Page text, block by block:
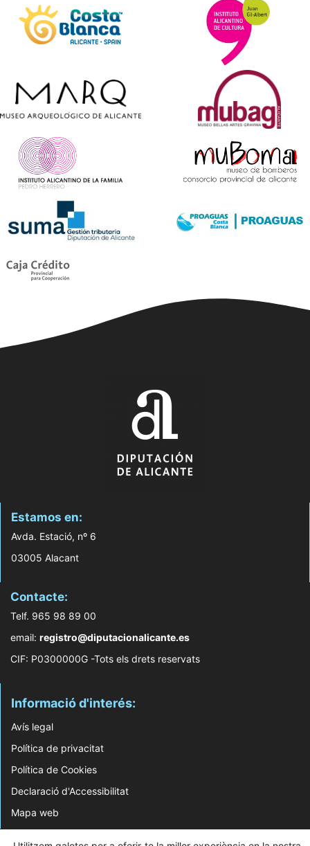
Estamos en:
Avda. Estació, nº 6
03005 Alacant
Contacte:
Telf. 965 98 89 00
email: registro@diputacionalicante.es
CIF: P0300000G -Tots els drets reservats
Informació d'interés:
Avís legal
Política de privacitat
Política de Cookies
Declaració d'Accessibilitat
Mapa web
© 2026 Web Desenvolupada pel Servei d'Informàtica de Diputació d'Alacant